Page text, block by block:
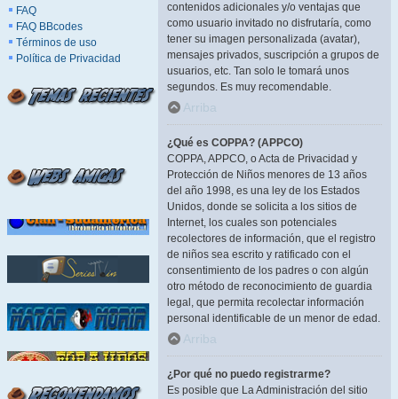
FAQ
FAQ BBcodes
Términos de uso
Política de Privacidad
contenidos adicionales y/o ventajas que
como usuario invitado no disfrutaría, como
tener su imagen personalizada (avatar),
mensajes privados, suscripción a grupos de
usuarios, etc. Tan solo le tomará unos
segundos. Es muy recomendable.
Arriba
¿Qué es COPPA? (APPCO)
COPPA, APPCO, o Acta de Privacidad y
Protección de Niños menores de 13 años
del año 1998, es una ley de los Estados
Unidos, donde se solicita a los sitios de
Internet, los cuales son potenciales
recolectores de información, que el registro
de niños sea escrito y ratificado con el
consentimiento de los padres o con algún
otro método de reconocimiento de guardia
legal, que permita recolectar información
personal identificable de un menor de edad.
Arriba
¿Por qué no puedo registrarme?
Es posible que La Administración del sitio